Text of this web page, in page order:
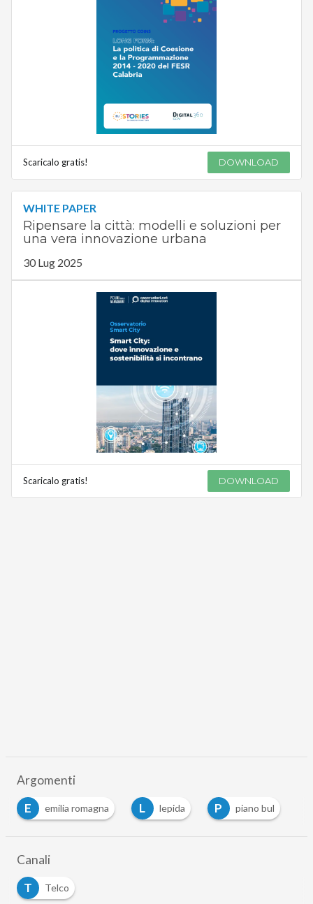
Scaricalo gratis! DOWNLOAD
WHITE PAPER
Ripensare la città: modelli e soluzioni per
una vera innovazione urbana
30 Lug 2025
Scaricalo gratis! DOWNLOAD
Argomenti
E
emilia romagna L lepida P piano bul
Canali
T
Telco